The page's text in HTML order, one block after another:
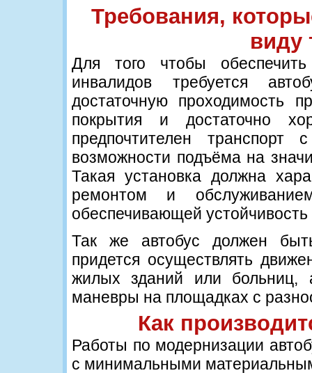
Требования,
виду
Для того чтобы
инвалидов требуется
достаточную проходимость
покрытия и достаточно
предпочтителен
возможности подъёма на
Такая установка должна
ремонтом и
обеспечивающей
Так же автобус должен
придется осуществлять
жилых зданий или больниц,
маневры на площадках с
Как
Работы по модернизации
с минимальными